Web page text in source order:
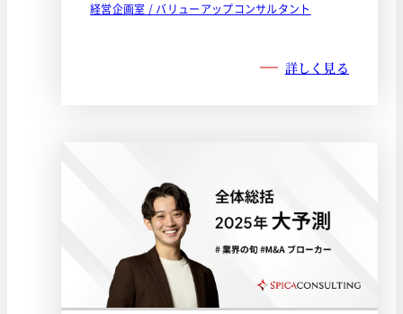
経営企画室 / バリューアップコンサルタント
詳しく見る